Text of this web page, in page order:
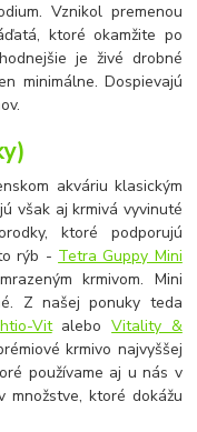
Vznikol premenou
ktoré okamžite po
je živé drobné
minimálne. Dospievajú
akváriu klasickým
však aj krmivá vyvinuté
ktoré podporujú
rýb - Tetra Guppy Mini
krmivom. Mini
Z našej ponuky teda
VitaleboVitality &
krmivo najvyššej
používame aj u nás v
ktoré dokážu